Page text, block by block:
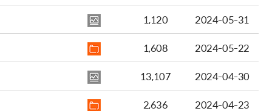
1,120
2024-05-31
1,608
2024-05-22
13,107
2024-04-30
2,636
2024-04-23